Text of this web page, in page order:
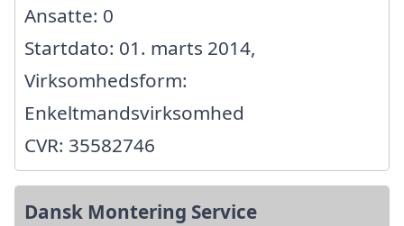
Ansatte: 0
Startdato: 01. marts 2014,
Virksomhedsform:
Enkeltmandsvirksomhed
CVR: 35582746
Dansk Montering Service